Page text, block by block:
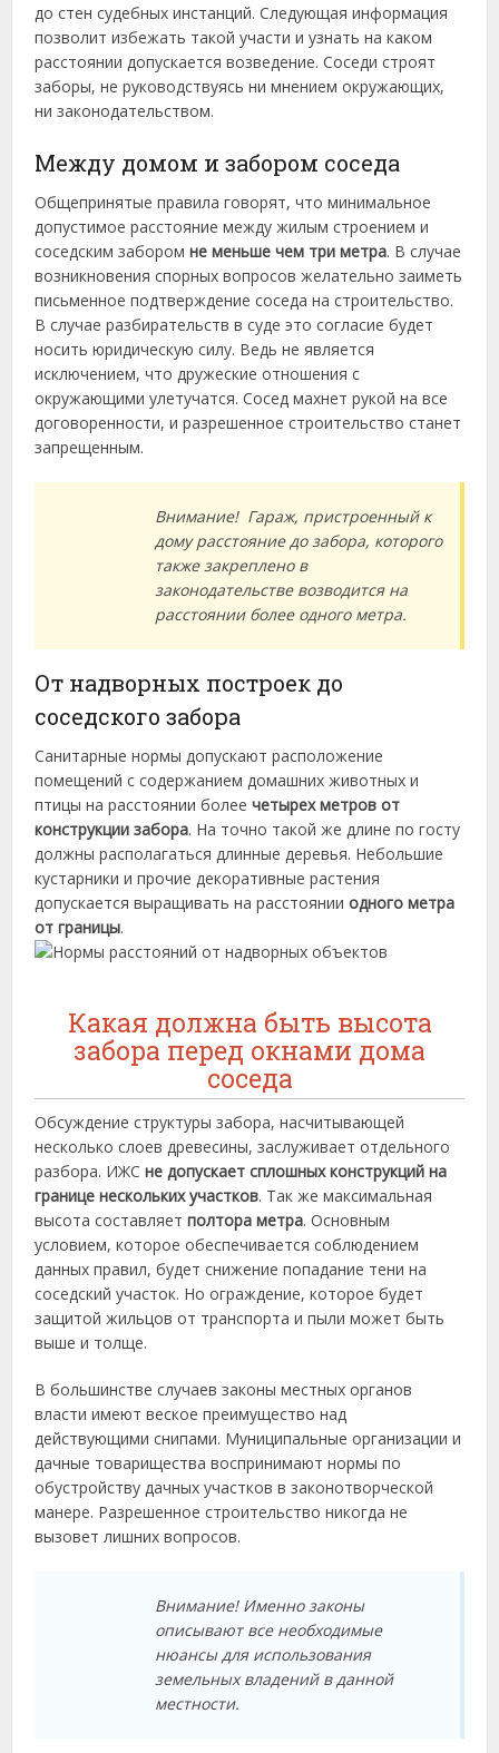
до стен судебных инстанций. Следующая информация
позволит избежать такой участи и узнать на каком
расстоянии допускается возведение. Соседи строят
заборы, не руководствуясь ни мнением окружающих,
ни законодательством.
Между домом и забором соседа
Общепринятые правила говорят, что минимальное
допустимое расстояние между жилым строением и
соседским заборомне меньше чем три метра. В случае
возникновения спорных вопросов желательно заиметь
письменное подтверждение соседа на строительство.
В случае разбирательств в суде это согласие будет
носить юридическую силу. Ведь не является
исключением, что дружеские отношения с
окружающими улетучатся. Сосед махнет рукой на все
договоренности, и разрешенное строительство станет
запрещенным.
Внимание! Гараж, пристроенный к
дому расстояние до забора, которого
также закреплено в
законодательстве возводится на
расстоянии более одного метра.
От надворных построек до
соседского забора
Санитарные нормы допускают расположение
помещений с содержанием домашних животных и
птицы на расстоянии болеечетырех метров от
конструкции забора. На точно такой же длине по госту
должны располагаться длинные деревья. Небольшие
кустарники и прочие декоративные растения
допускается выращивать на расстоянииодного метра
от границы.
Какая должна быть высота
забора перед окнами дома
соседа
Обсуждение структуры забора, насчитывающей
несколько слоев древесины, заслуживает отдельного
разбора. ИЖСне допускает сплошных конструкций на
границе нескольких участков. Так же максимальная
высота составляетполтора метра. Основным
условием, которое обеспечивается соблюдением
данных правил, будет снижение попадание тени на
соседский участок. Но ограждение, которое будет
защитой жильцов от транспорта и пыли может быть
выше и толще.
В большинстве случаев законы местных органов
власти имеют веское преимущество над
действующими снипами. Муниципальные организации и
дачные товарищества воспринимают нормы по
обустройству дачных участков в законотворческой
манере. Разрешенное строительство никогда не
вызовет лишних вопросов.
Внимание! Именно законы
описывают все необходимые
нюансы для использования
земельных владений в данной
местности.